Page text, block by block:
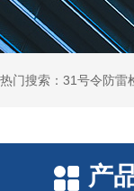
热门搜索：31号令防雷
产